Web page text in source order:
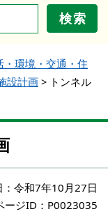
検索
・環境・交通・住
設計画 > トンネル
令和7年10月27日
ージID：P0023035